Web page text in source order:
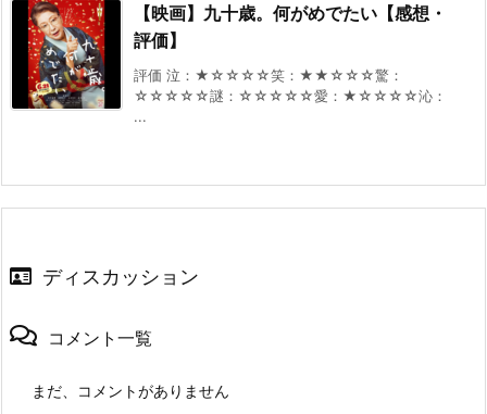
【映画】九十歳。何がめでたい【感想・
評価】
評価 泣：★☆☆☆☆笑：★★☆☆☆驚：
☆☆☆☆☆謎：☆☆☆☆☆愛：★☆☆☆☆沁：
...
ディスカッション
コメント一覧
まだ、コメントがありません